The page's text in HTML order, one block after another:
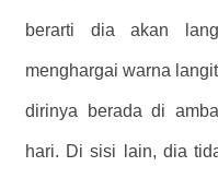
berarti dia akan
menghargai warna
dirinya berada di
hari. Di sisi lain, dia